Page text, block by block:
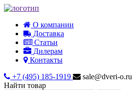
О компании
Доставка
Статьи
Дилерам
Контакты
+7 (495) 185-1919
sale@dveri-o.ru
Найти товар